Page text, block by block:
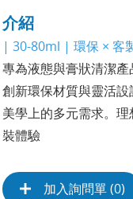
介紹
| 30-80ml | 環保 × 客
專為液態與膏狀清潔
創新環保材質與靈活
美學上的多元需求。
裝體驗
加入詢問單 (0)